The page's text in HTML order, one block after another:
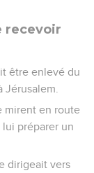
recevoir
être enlevé du
mirent en route
préparer un
dirigeait vers